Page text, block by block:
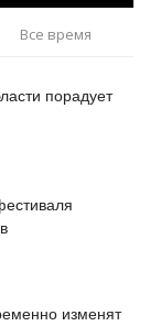
Все время
порадует
изменят